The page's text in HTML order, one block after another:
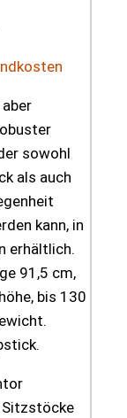
sowohl
als auch
kann, in
erhältlich.
91,5 cm,
bis 130